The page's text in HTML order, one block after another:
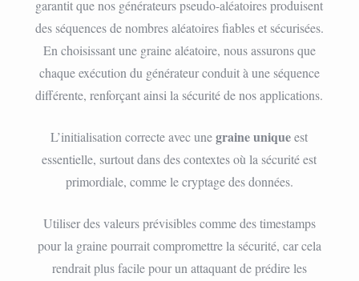
garantit que nos générateurs pseudo-aléatoires produisent
des séquences de nombres aléatoires fiables et sécurisées.
En choisissant une graine aléatoire, nous assurons que
chaque exécution du générateur conduit à une séquence
différente, renforçant ainsi la sécurité de nos applications.
L’initialisation correcte avec unegraine uniqueest
essentielle, surtout dans des contextes où la sécurité est
primordiale, comme le cryptage des données.
Utiliser des valeurs prévisibles comme des timestamps
pour la graine pourrait compromettre la sécurité, car cela
rendrait plus facile pour un attaquant de prédire les